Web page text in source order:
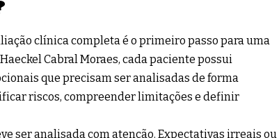
clínica completa é o primeiro passo para uma
Cabral Moraes, cada paciente possui
que precisam ser analisadas de forma
riscos, compreender limitações e definir
ser analisada com atenção. Expectativas irreais ou